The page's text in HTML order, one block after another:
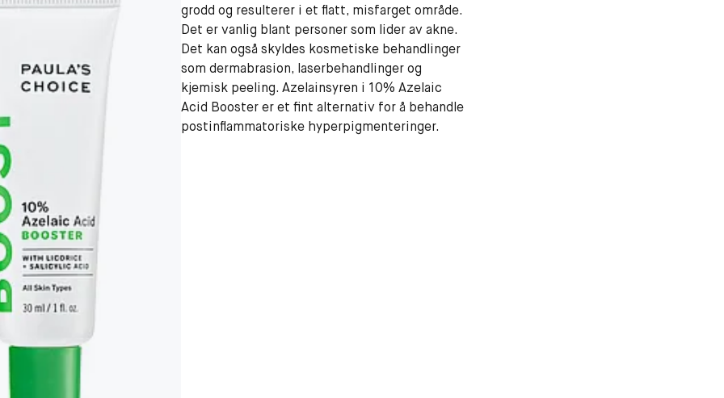
grodd og resulterer i et flatt, misfarget område.
Det er vanlig blant personer som lider av akne.
Det kan også skyldes kosmetiske behandlinger
som dermabrasion, laserbehandlinger og
kjemisk peeling. Azelainsyren i 10% Azelaic
Acid Booster er et fint alternativ for å behandle
postinflammatoriske hyperpigmenteringer.